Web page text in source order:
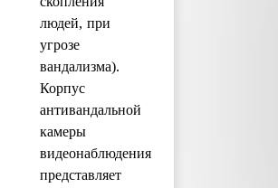
людей, при
угрозе
вандализма).
Корпус
антивандальной
камеры
видеонаблюдения
представляет